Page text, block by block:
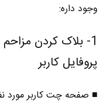
وجود داره:
1- بلاک کردن
پروفایل کاربر
■ صفحه چت کاربر مورد